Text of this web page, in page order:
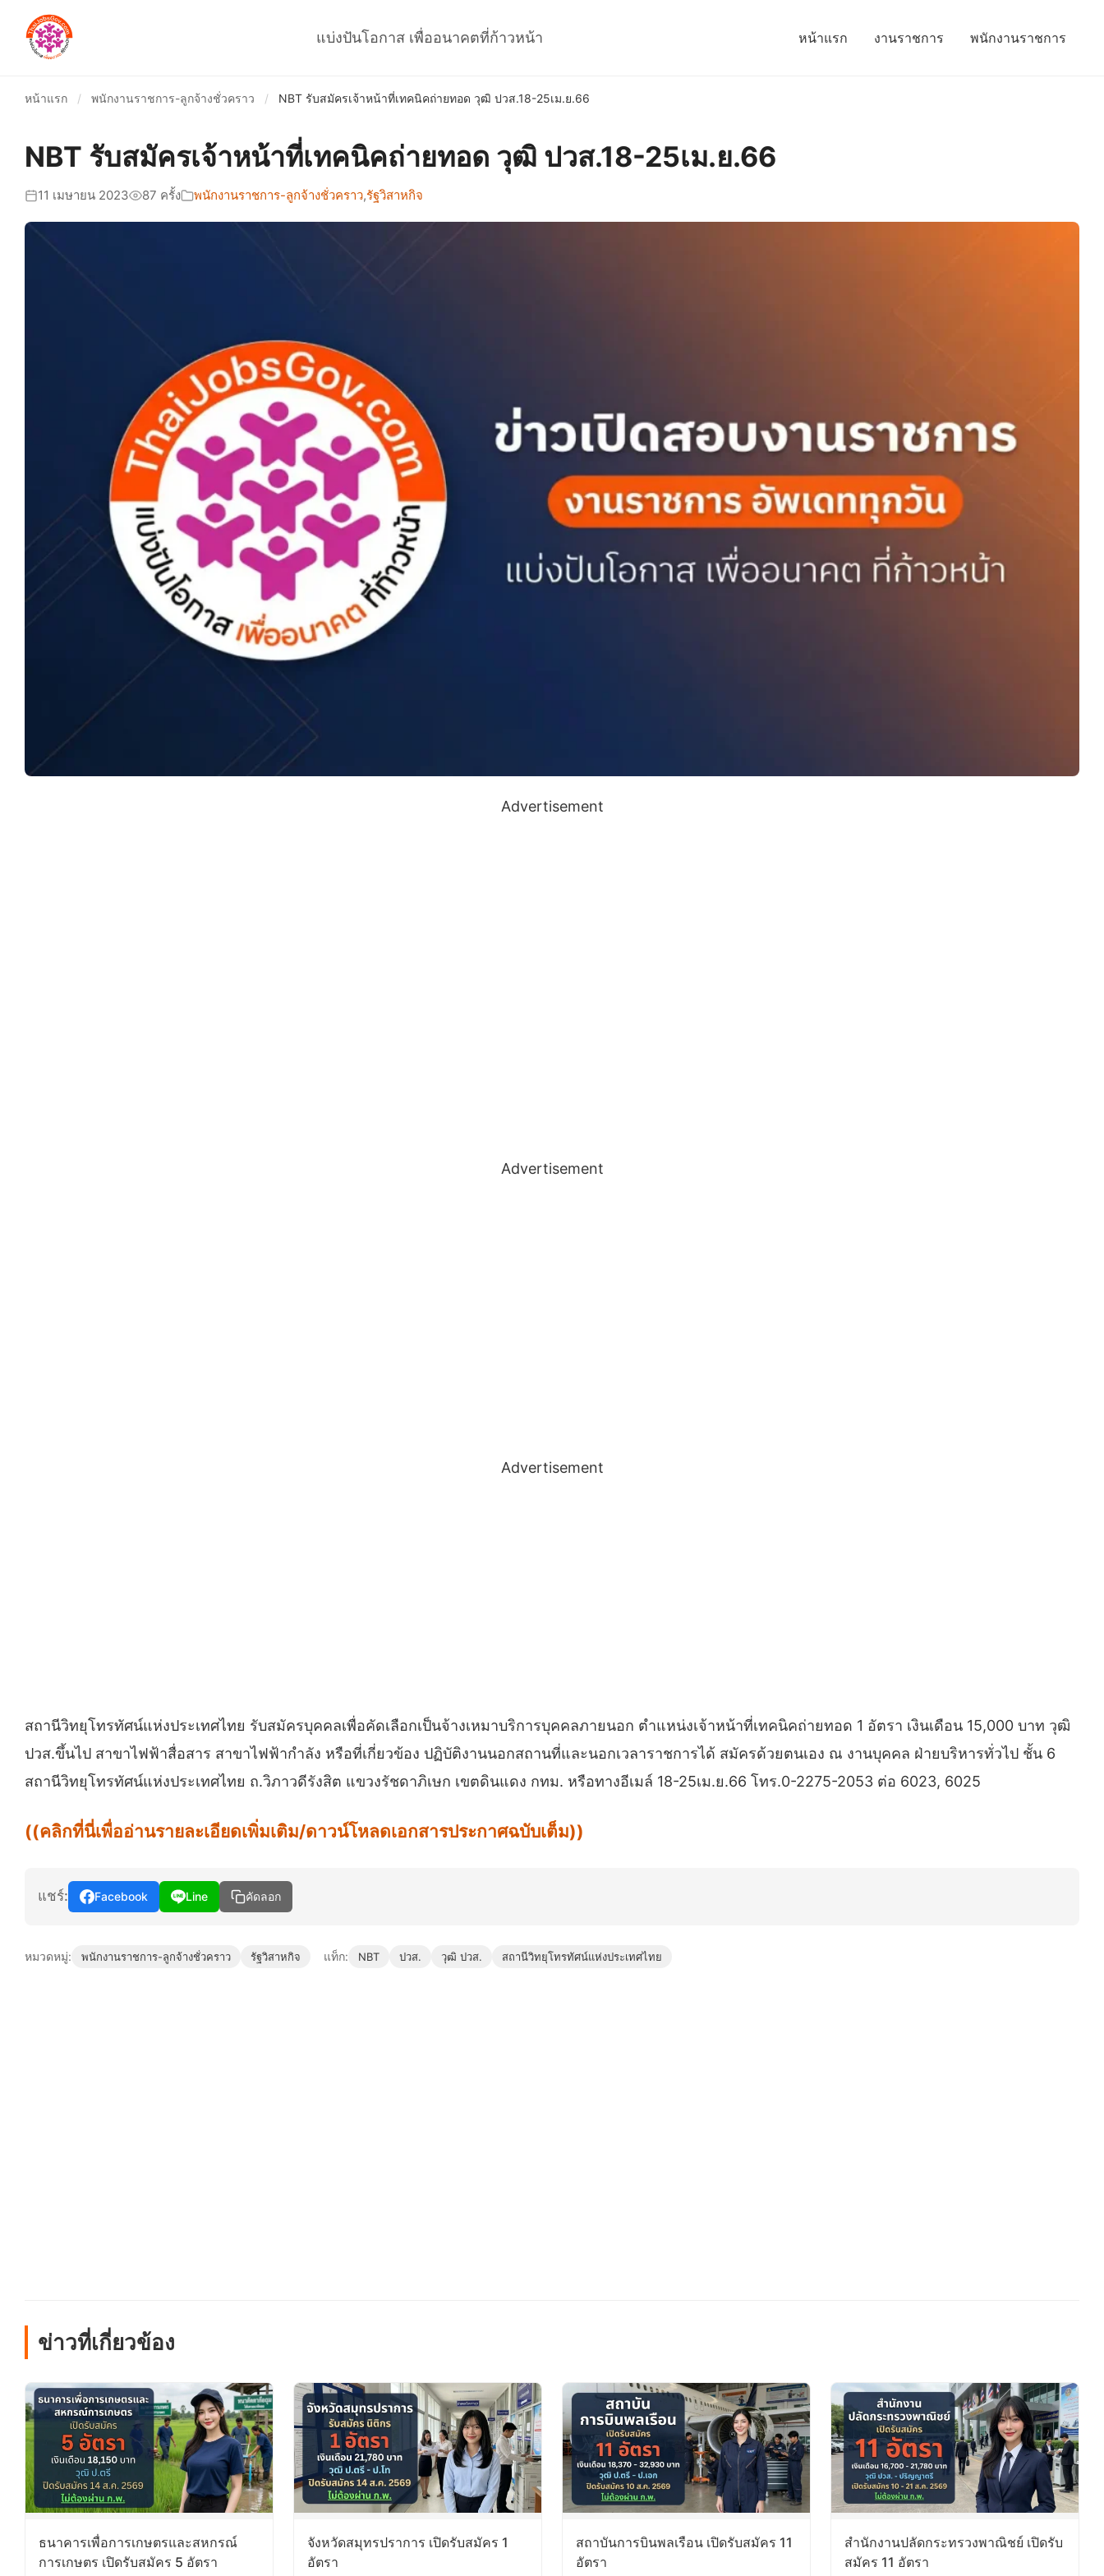
แบ่งปันโอกาส เพื่ออนาคตที่ก้าวหน้า หน้าแรก งานราชการ พนักงานราชการ
หน้าแรก / พนักงานราชการ-ลูกจ้างชั่วคราว / NBT รับสมัครเจ้าหน้าที่เทคนิคถ่ายทอด วุฒิ ปวส.18-25เม.ย.66
NBT รับสมัครเจ้าหน้าที่เทคนิคถ่ายทอด วุฒิ ปวส.18-25เม.ย.66
11 เมษายน 2023 87 ครั้ง พนักงานราชการ-ลูกจ้างชั่วคราว,รัฐวิสาหกิจ
Advertisement
Advertisement
Advertisement
สถานีวิทยุโทรทัศน์แห่งประเทศไทย รับสมัครบุคคลเพื่อคัดเลือกเป็นจ้างเหมาบริการบุคคลภายนอก ตำแหน่งเจ้าหน้าที่เทคนิคถ่ายทอด 1 อัตรา เงินเดือน 15,000 บาท วุฒิ
ปวส.ขึ้นไป สาขาไฟฟ้าสื่อสาร สาขาไฟฟ้ากำลัง หรือที่เกี่ยวข้อง ปฏิบัติงานนอกสถานที่และนอกเวลาราชการได้ สมัครด้วยตนเอง ณ งานบุคคล ฝ่ายบริหารทั่วไป ชั้น 6
สถานีวิทยุโทรทัศน์แห่งประเทศไทย ถ.วิภาวดีรังสิต แขวงรัชดาภิเษก เขตดินแดง กทม. หรือทางอีเมล์ 18-25เม.ย.66 โทร.0-2275-2053 ต่อ 6023, 6025
((คลิกที่นี่เพื่ออ่านรายละเอียดเพิ่มเติม/ดาวน์โหลดเอกสารประกาศฉบับเต็ม))
แชร์: Facebook Line คัดลอก
หมวดหมู่: พนักงานราชการ-ลูกจ้างชั่วคราว รัฐวิสาหกิจ แท็ก: NBT ปวส. วุฒิ ปวส. สถานีวิทยุโทรทัศน์แห่งประเทศไทย
ข่าวที่เกี่ยวข้อง
ธนาคารเพื่อการเกษตรและสหกรณ์
การเกษตร เปิดรับสมัคร 5 อัตรา
จังหวัดสมุทรปราการ เปิดรับสมัคร 1
อัตรา
สถาบันการบินพลเรือน เปิดรับสมัคร 11
อัตรา
สำนักงานปลัดกระทรวงพาณิชย์ เปิดรับ
สมัคร 11 อัตรา